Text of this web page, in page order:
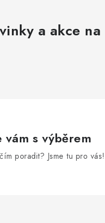
a akce na
vám s výběrem
poradit? Jsme tu pro vás!